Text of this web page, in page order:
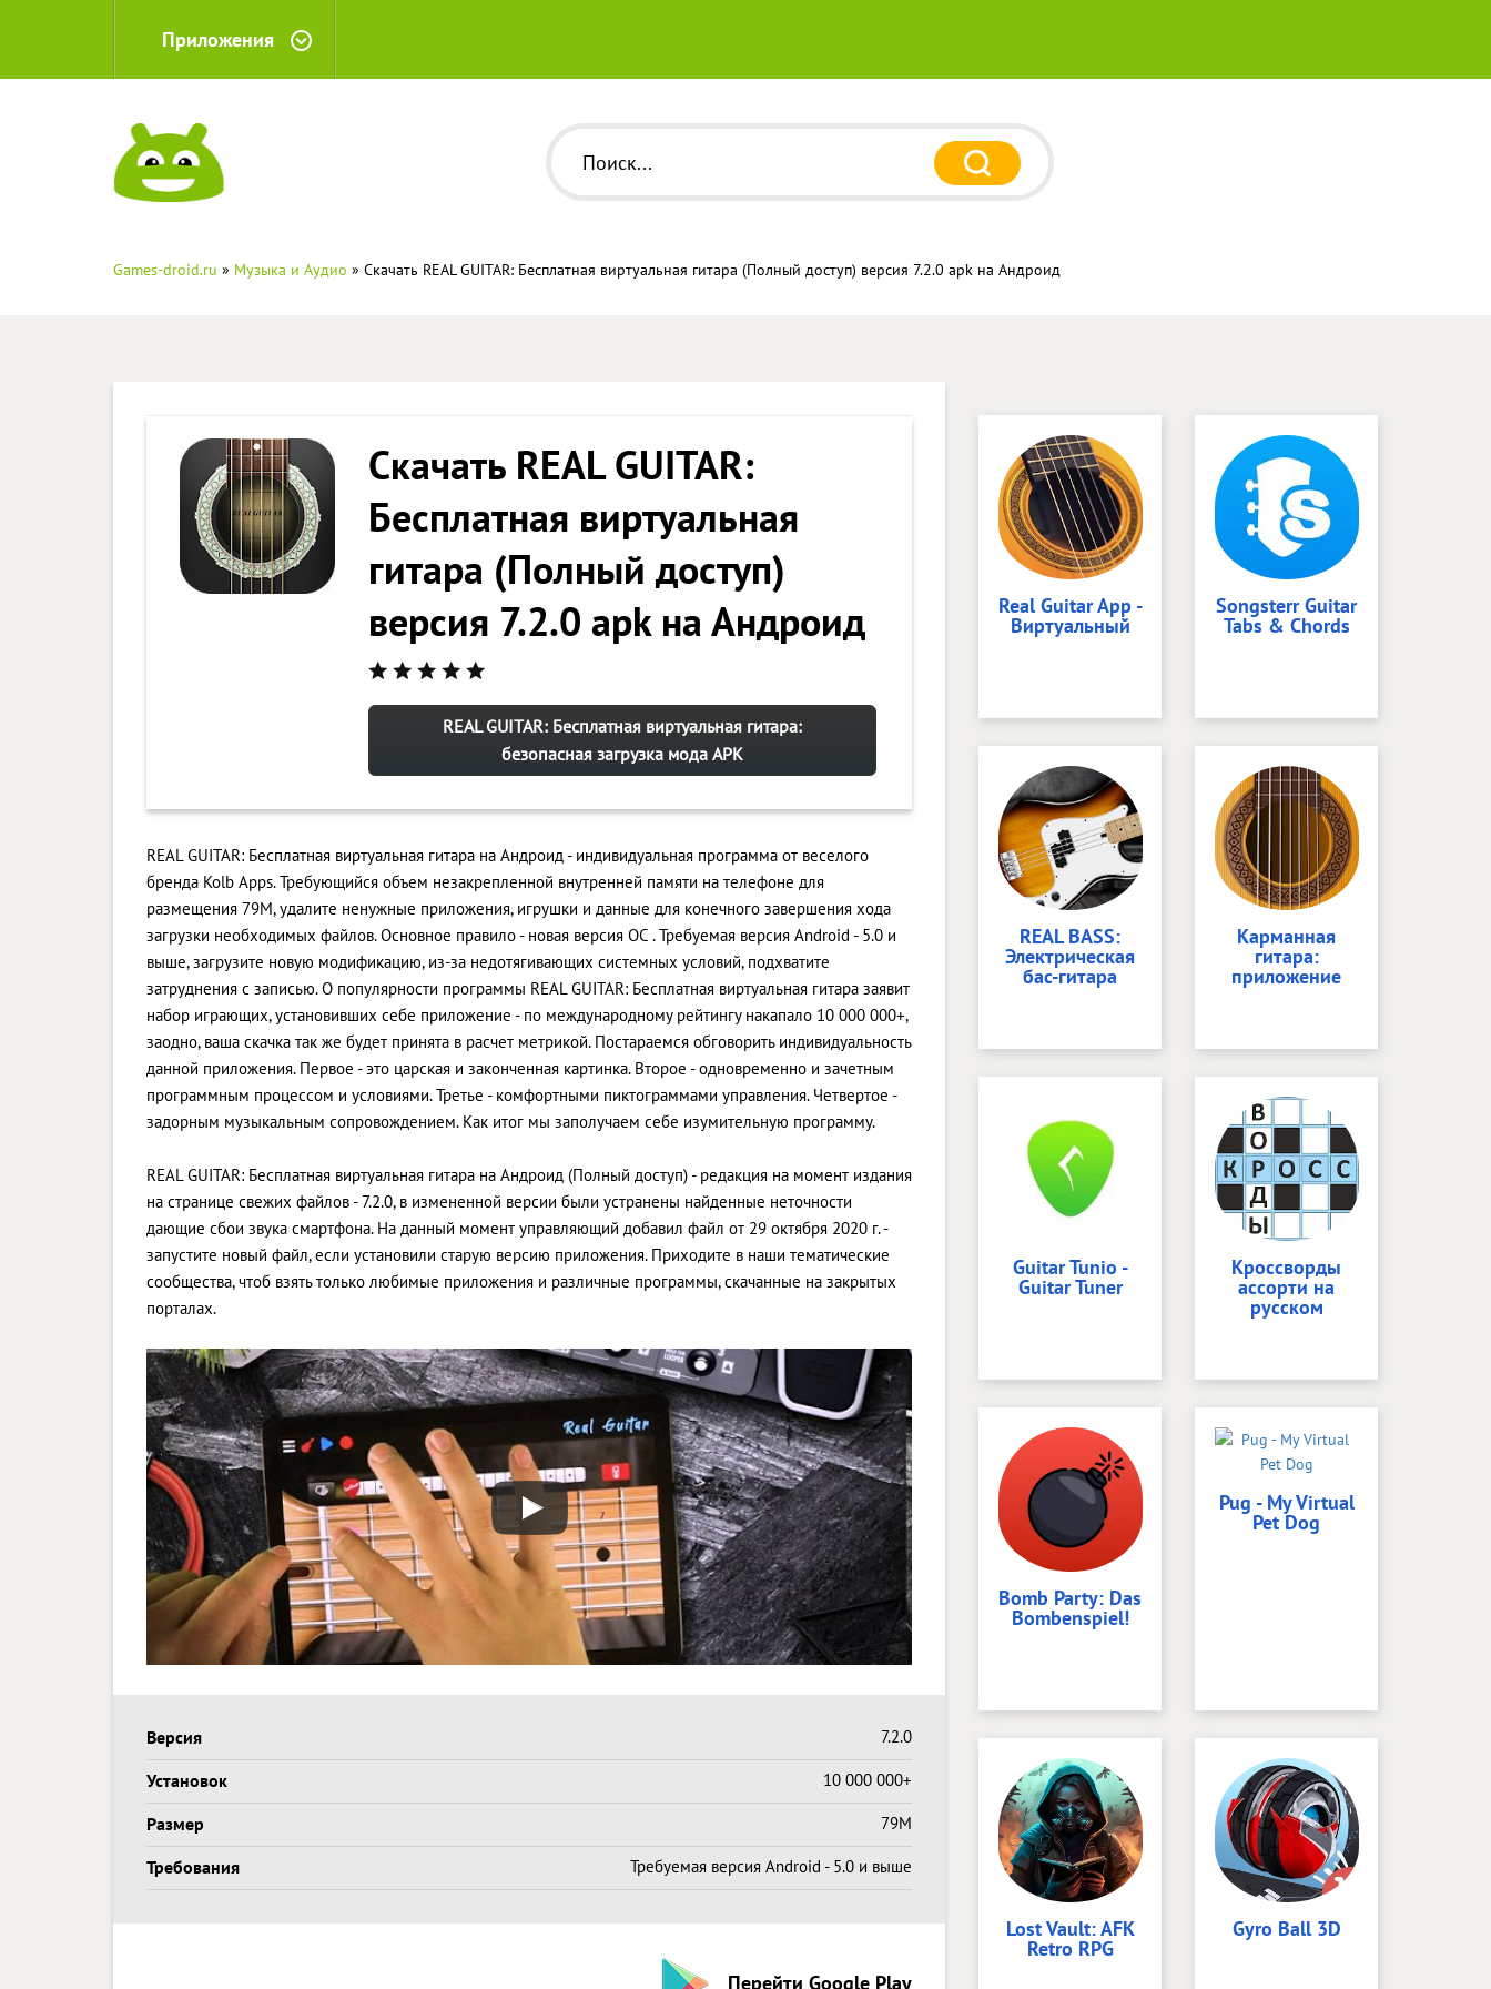
Приложения
Games-droid.ru » Музыка и Аудио » Скачать REAL GUITAR: Бесплатная виртуальная гитара (Полный доступ) версия 7.2.0 apk на Андроид
Скачать REAL GUITAR:
Бесплатная виртуальная
гитара (Полный доступ)
версия 7.2.0 apk на Андроид
REAL GUITAR: Бесплатная виртуальная гитара:
безопасная загрузка мода APK
REAL GUITAR: Бесплатная виртуальная гитара на Андроид - индивидуальная программа от веселого
бренда Kolb Apps. Требующийся объем незакрепленной внутренней памяти на телефоне для
размещения 79M, удалите ненужные приложения, игрушки и данные для конечного завершения хода
загрузки необходимых файлов. Основное правило - новая версия ОС . Требуемая версия Android - 5.0 и
выше, загрузите новую модификацию, из-за недотягивающих системных условий, подхватите
затруднения с записью. О популярности программы REAL GUITAR: Бесплатная виртуальная гитара заявит
набор играющих, установивших себе приложение - по международному рейтингу накапало 10 000 000+,
заодно, ваша скачка так же будет принята в расчет метрикой. Постараемся обговорить индивидуальность
данной приложения. Первое - это царская и законченная картинка. Второе - одновременно и зачетным
программным процессом и условиями. Третье - комфортными пиктограммами управления. Четвертое -
задорным музыкальным сопровождением. Как итог мы заполучаем себе изумительную программу.
REAL GUITAR: Бесплатная виртуальная гитара на Андроид (Полный доступ) - редакция на момент издания
на странице свежих файлов - 7.2.0, в измененной версии были устранены найденные неточности
дающие сбои звука смартфона. На данный момент управляющий добавил файл от 29 октября 2020 г. -
запустите новый файл, если установили старую версию приложения. Приходите в наши тематические
сообщества, чтоб взять только любимые приложения и различные программы, скачанные на закрытых
порталах.
Версия 7.2.0
Установок 10 000 000+
Размер 79M
Требования Требуемая версия Android - 5.0 и выше
Перейти Google Play
Real Guitar App -
Виртуальный
Songsterr Guitar
Tabs & Chords
REAL BASS:
Электрическая
бас-гитара
Карманная
гитара:
приложение
Guitar Tunio -
Guitar Tuner
Кроссворды
ассорти на
русском
Bomb Party: Das
Bombenspiel!
Pug - My Virtual
Pet Dog
Lost Vault: AFK
Retro RPG
Gyro Ball 3D